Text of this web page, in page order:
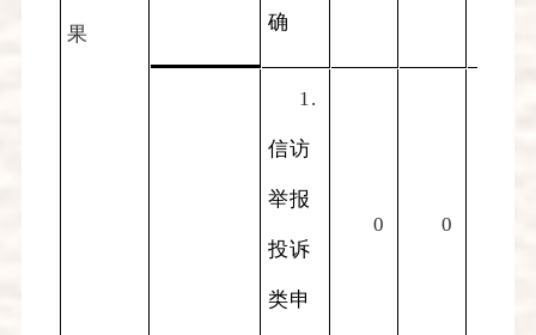
果
确
1.
信访
举报
投诉
类申
0 0